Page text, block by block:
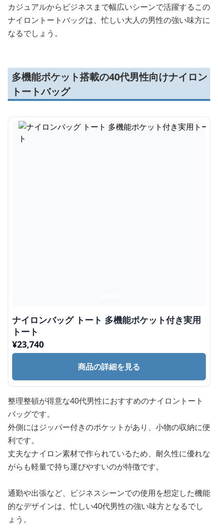
カジュアルからビジネスまで幅広いシーンで活躍するこの
ナイロントートバッグは、忙しい大人の男性の強い味方に
なるでしょう。
多機能ポケット搭載の40代男性向けナイロン
トートバッグ
ナイロンバッグ トート 多機能ポケット付き実用
トート
¥23,740
商品の詳細を見る
整理整頓が得意な40代男性におすすめのナイロントート
バッグです。
外側にはジッパー付きのポケットがあり、小物の収納に便
利です。
丈夫なナイロン素材で作られているため、耐久性に優れな
がらも軽量で持ち運びやすいのが特徴です。
通勤や出張など、ビジネスシーンでの使用を想定した機能
的なデザインは、忙しい40代男性の強い味方となるでし
ょう。